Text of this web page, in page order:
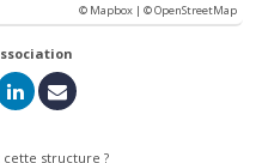
© Mapbox |© OpenStreetMap
structure ?